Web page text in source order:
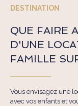
DESTINATION
QUE FAIRE
D'UNE
FAMILLE
Vous envisagez une
avec vos enfants et